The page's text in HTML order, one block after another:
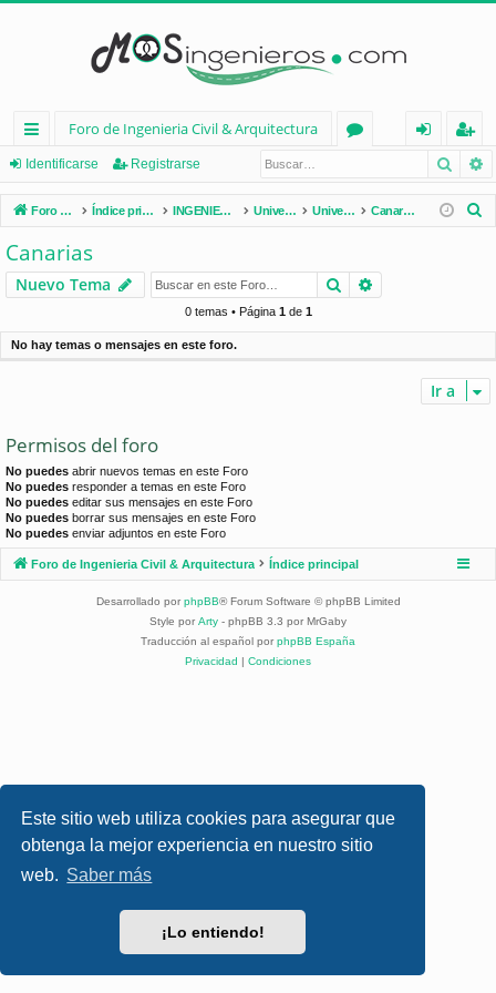
Este sitio web utiliza cookies para asegurar que
obtenga la mejor experiencia en nuestro sitio
web. Saber más
¡Lo entiendo!
nl
ac
es
rá
pi
d
Foro de Ingenieria Civil & Arquitectura
os
nt
ifi
e
eg
ist
ra
Identificarse Registrarse
Foro de Ingenieria Civil & Arquitectura Índice principal INGENIERÍA CIVIL (España) Universidades de España Universidades por Comunidades Canarias
r
Canarias
Nuevo Tema Buscar
0 temas • Página 1de 1
No hay temas o mensajes en este foro.
Ir a
Permisos del foro
No puedes abrir nuevos temas en este Foro
No puedes responder a temas en este Foro
No puedes editar sus mensajes en este Foro
No puedes borrar sus mensajes en este Foro
No puedes enviar adjuntos en este Foro
Foro de Ingenieria Civil & Arquitectura Índice principal
Desarrollado por phpBB® Forum Software © phpBB Limited
Style por Arty - phpBB 3.3 por MrGaby
Traducción al español por phpBB España
Privacidad | Condiciones